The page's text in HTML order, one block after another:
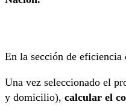
En la sección de eficiencia
Una vez seleccionado el
y domicilio), calcular el